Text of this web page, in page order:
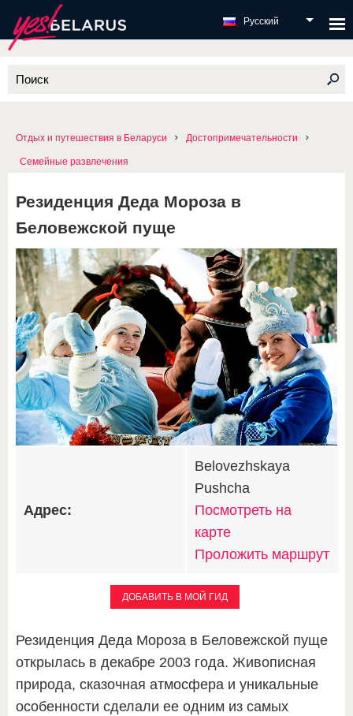
Русский
Отдых и путешествия в Беларуси Достопримечательности
Семейные развлечения
Резиденция Деда Мороза в
Беловежской пуще
Адрес:
Belovezhskaya
Pushcha
Посмотреть на
карте
Проложить маршрут
ДОБАВИТЬ В МОЙ ГИД
Резиденция Деда Мороза в Беловежской пуще
открылась в декабре 2003 года. Живописная
природа, сказочная атмосфера и уникальные
особенности сделали ее одним из самых